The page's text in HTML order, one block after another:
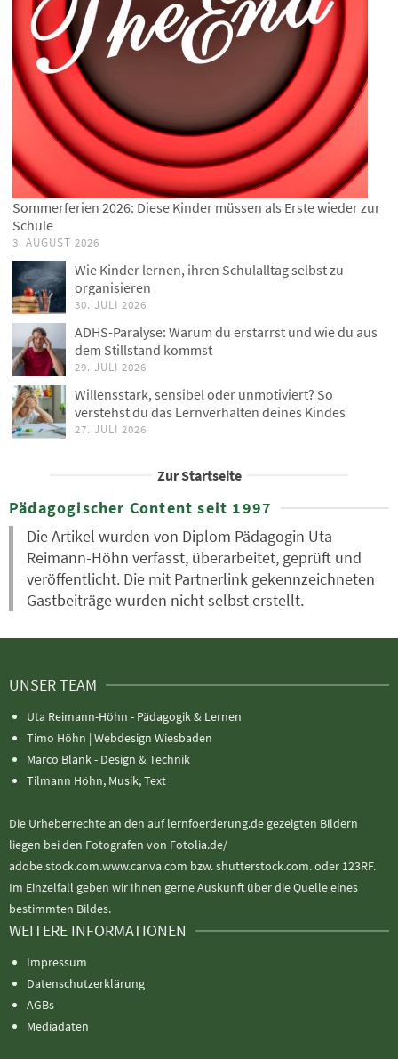
Sommerferien 2026: Diese Kinder müssen als Erste wieder zur
Schule
3. AUGUST 2026
Wie Kinder lernen, ihren Schulalltag selbst zu
organisieren
30. JULI 2026
ADHS-Paralyse: Warum du erstarrst und wie du aus
dem Stillstand kommst
29. JULI 2026
Willensstark, sensibel oder unmotiviert? So
verstehst du das Lernverhalten deines Kindes
27. JULI 2026
Zur Startseite
Pädagogischer Content seit 1997
Die Artikel wurden von Diplom Pädagogin Uta
Reimann-Höhn verfasst, überarbeitet, geprüft und
veröffentlicht. Die mit Partnerlink gekennzeichneten
Gastbeiträge wurden nicht selbst erstellt.
UNSER TEAM
Uta Reimann-Höhn - Pädagogik & Lernen
Timo Höhn | Webdesign Wiesbaden
Marco Blank - Design & Technik
Tilmann Höhn, Musik, Text
Die Urheberrechte an den auf lernfoerderung.de gezeigten Bildern
liegen bei den Fotografen von Fotolia.de/
adobe.stock.com.www.canva.com bzw. shutterstock.com. oder 123RF.
Im Einzelfall geben wir Ihnen gerne Auskunft über die Quelle eines
bestimmten Bildes.
WEITERE INFORMATIONEN
Impressum
Datenschutzerklärung
AGBs
Mediadaten